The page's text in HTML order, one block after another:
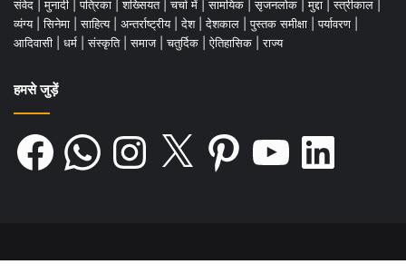
संवेद मुनादी पत्रिका शख्सियत चर्चा में सामयिक सृजनलोक मुद्दा स्त्रीकाल
व्यंग्य
सिनेमा साहित्य अन्तर्राष्ट्रीय देश देशकाल पुस्तक समीक्षा पर्यावरण
आदिवासी
धर्म संस्कृति समाज चतुर्दिक ऐतिहासिक राज्य
हमसे जुड़ें
Facebook WhatsAppInstagram Pinterest LinkedIn